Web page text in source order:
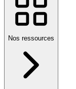
Nos ressources